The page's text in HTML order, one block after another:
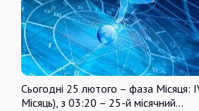
Сьогодні 25 лютого – фаза Місяця:
Місяць), з 03:20 – 25-й місячний…